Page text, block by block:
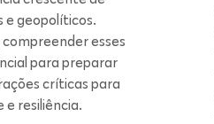
e geopolíticos.
esses
para preparar
críticas para
e resiliência.